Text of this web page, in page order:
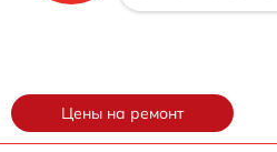
Цены на ремонт